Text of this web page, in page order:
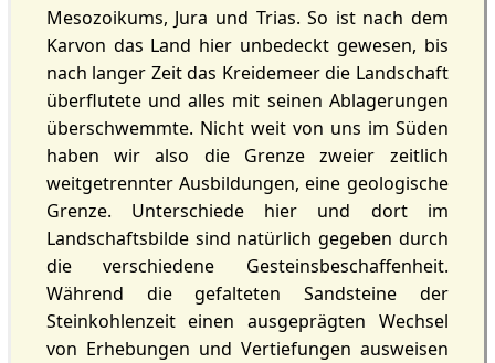
Mesozoikums, Jura und Trias. So ist nach dem
Karvon das Land hier unbedeckt gewesen, bis
nach langer Zeit das Kreidemeer die Landschaft
überflutete und alles mit seinen Ablagerungen
überschwemmte. Nicht weit von uns im Süden
haben wir also die Grenze zweier zeitlich
weitgetrennter Ausbildungen, eine geologische
Grenze. Unterschiede hier und dort im
Landschaftsbilde sind natürlich gegeben durch
die verschiedene Gesteinsbeschaffenheit.
Während die gefalteten Sandsteine der
Steinkohlenzeit einen ausgeprägten Wechsel
von Erhebungen und Vertiefungen ausweisen